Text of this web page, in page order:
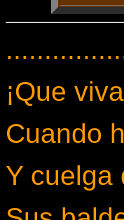
¡Que
Cuando
Y cuelga